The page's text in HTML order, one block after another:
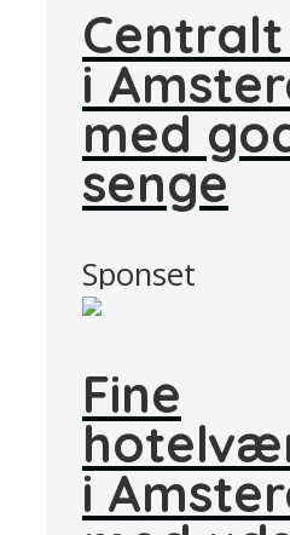
i
med
senge
Sponset
Fine
i